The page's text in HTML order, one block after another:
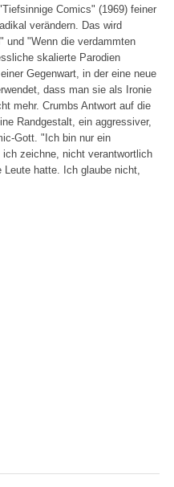
Comics" (1969) feiner
verändern. Das wird
und "Wenn die verdammten
skalierte Parodien
Gegenwart, in der eine neue
dass man sie als Ironie
mehr. Crumbs Antwort auf die
Randgestalt, ein aggressiver,
Gott. "Ich bin nur ein
zeichne, nicht verantwortlich
hatte. Ich glaube nicht,